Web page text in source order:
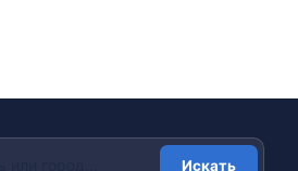
Искать